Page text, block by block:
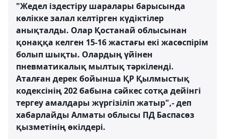
"Жедел іздестіру шаралары барысында
көлікке залал келтірген күдіктілер
анықталды. Олар Қостанай облысынан
қонаққа келген 15-16 жастағы екі жасөспірім
болып шықты. Олардың үйінен
пневматикалық мылтық тәркіленді.
Аталған дерек бойынша ҚР Қылмыстық
кодексінің 202 бабына сәйкес сотқа дейінгі
тергеу амалдары жүргізіліп жатыр",- деп
хабарлайды Алматы облысы ПД Баспасөз
қызметінің өкілдері.